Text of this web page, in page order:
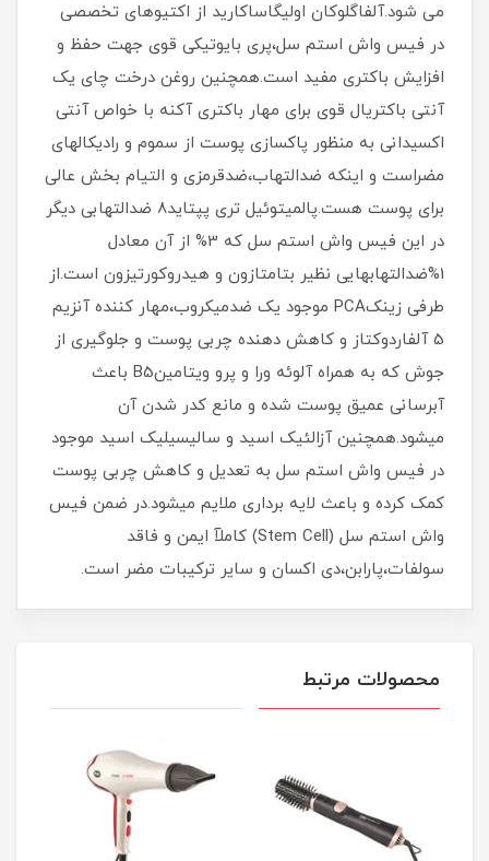
می شود.آلفاگلوکان اولیگاساکارید از اکتیوهای تخصصی
در فیس واش استم سل،پری بایوتیکی قوی جهت حفظ و
افزایش باکتری مفید است.همچنین روغن درخت چای یک
آنتی باکتریال قوی برای مهار باکتری آکنه با خواص آنتی
اکسیدانی به منظور پاکسازی پوست از سموم و رادیکالهای
مضراست و اینکه ضدالتهاب،ضدقرمزی و التیام بخش عالی
برای پوست هست.پالمیتوئیل تری پپتاید8 ضدالتهابی دیگر
در این فیس واش استم سل که 3% از آن معادل
1%ضدالتهابهایی نظیر بتامتازون و هیدروکورتیزون است.از
طرفی زینکPCA موجود یک ضدمیکروب،مهار کننده آنزیم
5 آلفاردوکتاز و کاهش دهنده چربی پوست و جلوگیری از
جوش که به همراه آلوئه ورا و پرو ویتامینB5 باعث
آبرسانی عمیق پوست شده و مانع کدر شدن آن
میشود.همچنین آزالئیک اسید و سالیسیلیک اسید موجود
در فیس واش استم سل به تعدیل و کاهش چربی پوست
کمک کرده و باعث لایه برداری ملایم میشود.در ضمن فیس
واش استم سل (Stem Cell) کاملآ ایمن و فاقد
سولفات،پارابن،دی اکسان و سایر ترکیبات مضر است.
محصولات مرتبط